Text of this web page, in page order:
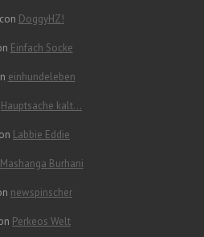
DoggyHZ!
Einfach Socke
einhundeleben
Hauptsache kalt…
Labbie Eddie
Mashanga Burhani
newspinscher
Perkeos Welt